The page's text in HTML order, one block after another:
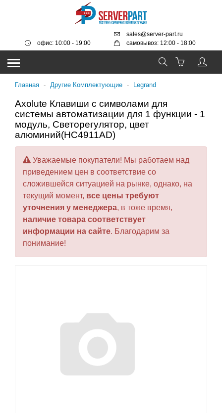
sales@server-part.ru
самовывоз: 12:00 - 18:00
офис: 10:00 - 19:00
Главная - Другие Комплектующие - Legrand
Axolute Клавиши с символами для
системы автоматизации для 1 функции - 1
модуль, Светорегулятор, цвет
алюминий(HC4911AD)
Уважаемые покупатели! Мы работаем над
приведением цен в соответствие со
сложившейся ситуацией на рынке, однако, на
текущий момент, все цены требуют
уточнения у менеджера, в тоже время,
наличие товара соответствует
информации на сайте. Благодарим за
понимание!